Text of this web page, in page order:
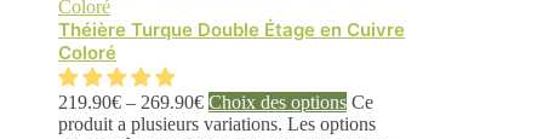
Théière Turque Double Étage en Cuivre
Coloré
219.90€ – 269.90€ Choix des options Ce
produit a plusieurs variations. Les options